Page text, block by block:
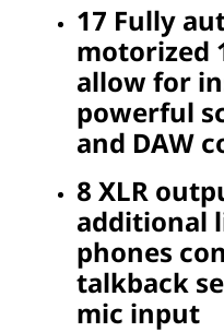
17 Fully
motorized
allow for
powerful
and DAW
8 XLR
additional
phones
talkback
mic input